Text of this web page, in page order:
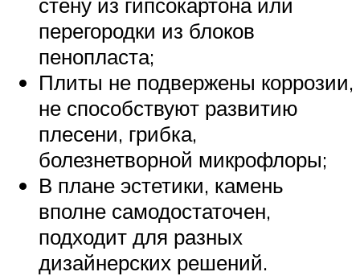
перегородки из блоков
пенопласта;
Плиты не подвержены коррозии,
не способствуют развитию
плесени, грибка,
болезнетворной микрофлоры;
В плане эстетики, камень
вполне самодостаточен,
подходит для разных
дизайнерских решений.